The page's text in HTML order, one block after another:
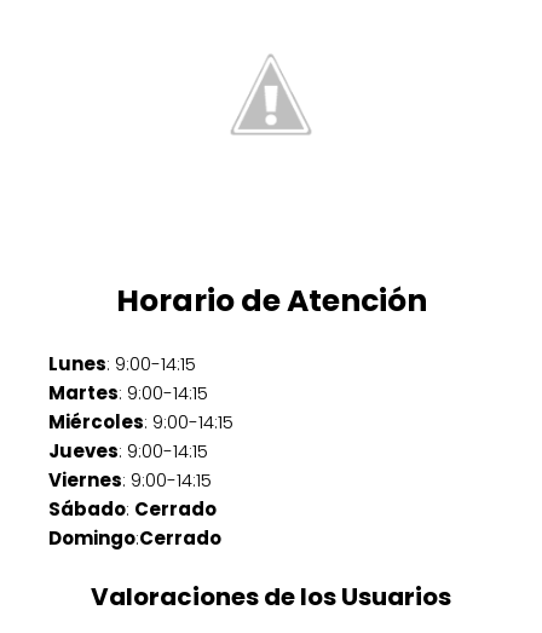
Horario de Atención
Lunes: 9:00-14:15
Martes: 9:00-14:15
Miércoles: 9:00-14:15
Jueves: 9:00-14:15
Viernes: 9:00-14:15
Sábado: Cerrado
Domingo:Cerrado
Valoraciones de los Usuarios